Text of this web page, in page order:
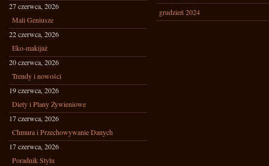
27 czerwca, 2026
Mali Geniusze
22 czerwca, 2026
Eko-makijaż
20 czerwca, 2026
Trendy i nowości
19 czerwca, 2026
Diety i Plany Żywieniowe
17 czerwca, 2026
Chmura i Przechowywanie Danych
17 czerwca, 2026
Poradnik Stylu
grudzień 2024